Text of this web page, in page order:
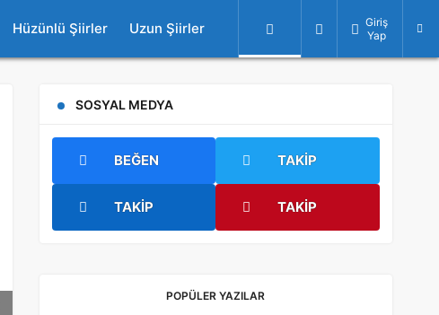
Hüzünlü Şiirler Uzun Şiirler
Giriş
Yap
SOSYAL MEDYA
BEĞEN TAKIP
TAKIP TAKIP
POPÜLER YAZILAR